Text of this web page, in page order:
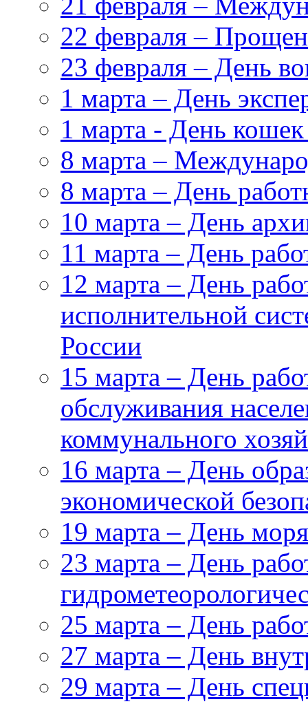
22 февраля –
23 февраля – День
1 марта – День
1 марта - День
8 марта –
8 марта – День
10 марта – День
11 марта – День
12 марта – День
исполнительной
России
15 марта – День
обслуживания
коммунального
16 марта – День
экономической
19 марта – День
23 марта – День
25 марта – День
27 марта – День
29 марта – День